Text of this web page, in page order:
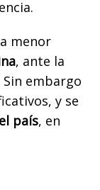
menor
, ante la
embargo
y se
país, en